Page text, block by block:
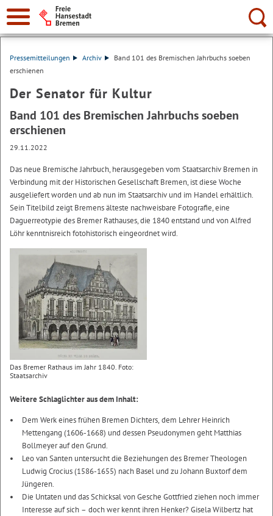
Suche:
Pressemitteilungen Archiv
Band 101 des Bremischen Jahrbuchs soeben
erschienen
Der Senator für Kultur
Band 101 des Bremischen Jahrbuchs soeben
erschienen
29.11.2022
Das neue Bremische Jahrbuch, herausgegeben vom Staatsarchiv Bremen in
Verbindung mit der Historischen Gesellschaft Bremen, ist diese Woche
ausgeliefert worden und ab nun im Staatsarchiv und im Handel erhältlich.
Sein Titelbild zeigt Bremens älteste nachweisbare Fotografie, eine
Daguerreotypie des Bremer Rathauses, die 1840 entstand und von Alfred
Löhr kenntnisreich fotohistorisch eingeordnet wird.
Das Bremer Rathaus im Jahr 1840. Foto:
Staatsarchiv
Weitere Schlaglichter aus dem Inhalt:
Dem Werk eines frühen Bremen Dichters, dem Lehrer Heinrich
Mettengang (1606-1668) und dessen Pseudonymen geht Matthias
Bollmeyer auf den Grund.
Leo van Santen untersucht die Beziehungen des Bremer Theologen
Ludwig Crocius (1586-1655) nach Basel und zu Johann Buxtorf dem
Jüngeren.
Die Untaten und das Schicksal von Gesche Gottfried ziehen noch immer
Interesse auf sich – doch wer kennt ihren Henker? Gisela Wilbertz hat